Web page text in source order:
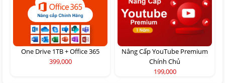
One Drive 1TB + Office 365
399,000
Nâng Cấp YouTube Premium
Chính Chủ
199,000